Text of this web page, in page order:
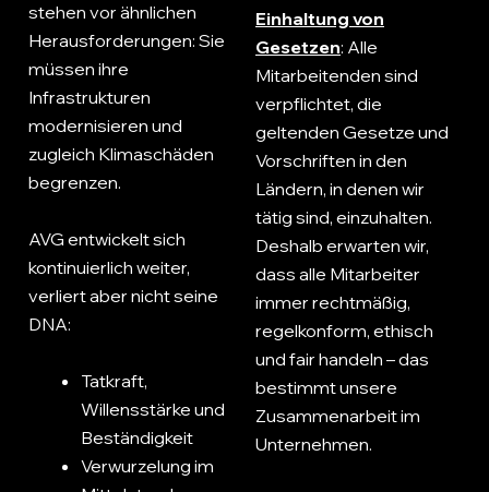
stehen vor ähnlichen
Herausforderungen: Sie
müssen ihre
Infrastrukturen
modernisieren und
zugleich Klimaschäden
begrenzen.
AVG entwickelt sich
kontinuierlich weiter,
verliert aber nicht seine
DNA:
Tatkraft,
Willensstärke und
Beständigkeit
Verwurzelung im
Einhaltung von
Gesetzen: Alle
Mitarbeitenden sind
verpflichtet, die
geltenden Gesetze und
Vorschriften in den
Ländern, in denen wir
tätig sind, einzuhalten.
Deshalb erwarten wir,
dass alle Mitarbeiter
immer rechtmäßig,
regelkonform, ethisch
und fair handeln – das
bestimmt unsere
Zusammenarbeit im
Unternehmen.